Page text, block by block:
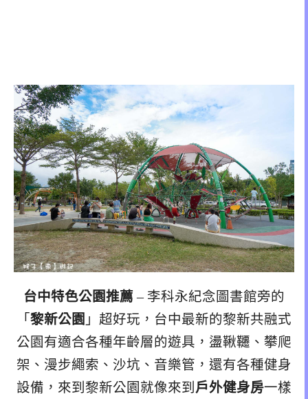
台中特色公園推薦 – 李科永紀念圖書館旁的
「 黎新公園 」超好玩，台中最新的黎新共融式
公園有適合各種年齡層的遊具，盪鞦韆、攀爬
架、漫步繩索、沙坑、音樂管，還有各種健身
設備，來到黎新公園就像來到 戶外健身房一樣